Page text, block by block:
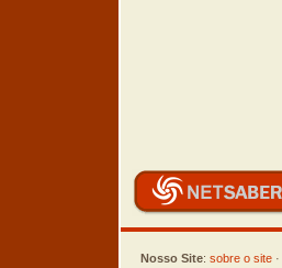
Nosso Site: sobre o site ·